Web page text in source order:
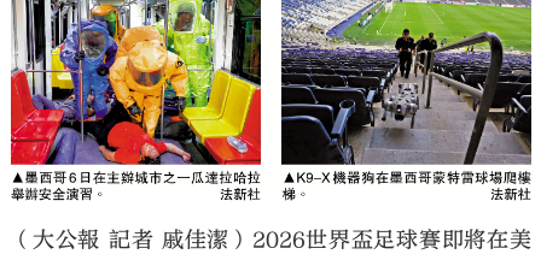
（大公報 記者 戚佳潔）2026世界盃足球賽即將在美